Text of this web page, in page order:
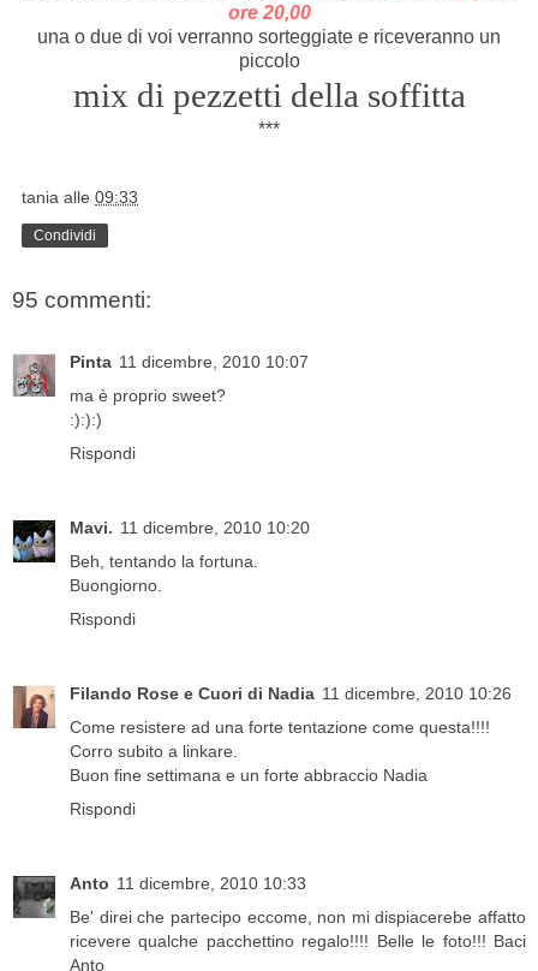
ore 20,00
una o due di voi verranno sorteggiate e riceveranno un
piccolo
mix di pezzetti della soffitta
***
tania alle 09:33
Condividi
95 commenti:
Pinta 11 dicembre, 2010 10:07
ma è proprio sweet?
:):):)
Rispondi
Mavi. 11 dicembre, 2010 10:20
Beh, tentando la fortuna.
Buongiorno.
Rispondi
Filando Rose e Cuori di Nadia 11 dicembre, 2010 10:26
Come resistere ad una forte tentazione come questa!!!!
Corro subito a linkare.
Buon fine settimana e un forte abbraccio Nadia
Rispondi
Anto 11 dicembre, 2010 10:33
Be' direi che partecipo eccome, non mi dispiacerebe affatto
ricevere qualche pacchettino regalo!!!! Belle le foto!!! Baci
Anto